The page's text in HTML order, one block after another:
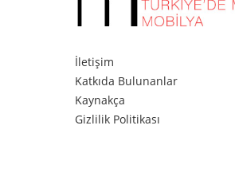
İletişim
Katkıda Bulunanlar
Kaynakça
Gizlilik Politikası